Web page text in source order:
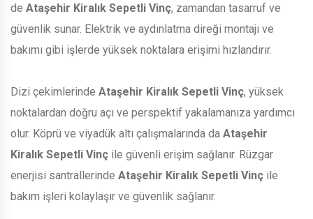
de Ataşehir Kiralık Sepetli Vinç, zamandan tasarruf ve
güvenlik sunar. Elektrik ve aydınlatma direği montajı ve
bakımı gibi işlerde yüksek noktalara erişimi hızlandırır.
Dizi çekimlerinde Ataşehir Kiralık Sepetli Vinç, yüksek
noktalardan doğru açı ve perspektif yakalamanıza yardımcı
olur. Köprü ve viyadük altı çalışmalarında da Ataşehir
Kiralık Sepetli Vinç ile güvenli erişim sağlanır. Rüzgar
enerjisi santrallerinde Ataşehir Kiralık Sepetli Vinç ile
bakım işleri kolaylaşır ve güvenlik sağlanır.